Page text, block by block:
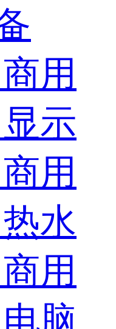
商用
示
商用
水
商用
脑